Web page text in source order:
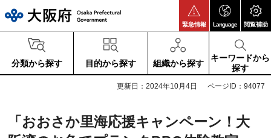
緊急情報 Language 閲覧補助
分類から探す 目的から探す 組織から探す
キーワードから
探す
更新日：2024年10月4日 ページID：94077
「おおさか里海応援キャンペーン！大